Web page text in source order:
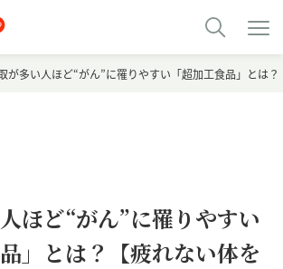
が多い人ほど“がん”に罹りやすい「超加工食品」とは
ほど“がん”に罹りやすい
品」とは？【疲れない体を